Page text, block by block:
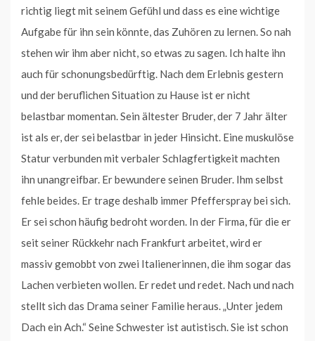
richtig liegt mit seinem Gefühl und dass es eine wichtige
Aufgabe für ihn sein könnte, das Zuhören zu lernen. So nah
stehen wir ihm aber nicht, so etwas zu sagen. Ich halte ihn
auch für schonungsbedürftig. Nach dem Erlebnis gestern
und der beruflichen Situation zu Hause ist er nicht
belastbar momentan. Sein ältester Bruder, der 7 Jahr älter
ist als er, der sei belastbar in jeder Hinsicht. Eine muskulöse
Statur verbunden mit verbaler Schlagfertigkeit machten
ihn unangreifbar. Er bewundere seinen Bruder. Ihm selbst
fehle beides. Er trage deshalb immer Pfefferspray bei sich.
Er sei schon häufig bedroht worden. In der Firma, für die er
seit seiner Rückkehr nach Frankfurt arbeitet, wird er
massiv gemobbt von zwei Italienerinnen, die ihm sogar das
Lachen verbieten wollen. Er redet und redet. Nach und nach
stellt sich das Drama seiner Familie heraus. „Unter jedem
Dach ein Ach.“ Seine Schwester ist autistisch. Sie ist schon